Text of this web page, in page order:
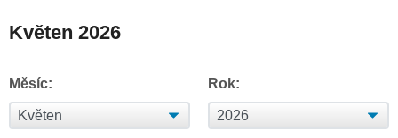
Květen 2026
Měsíc: Rok: